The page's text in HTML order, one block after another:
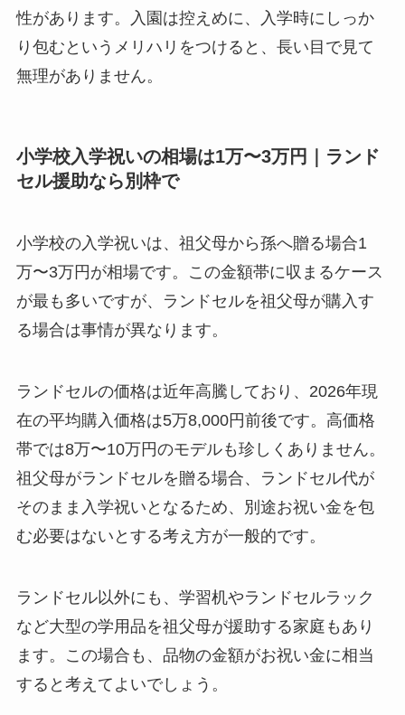
性があります。入園は控えめに、入学時にしっか
り包むというメリハリをつけると、長い目で見て
無理がありません。
小学校入学祝いの相場は1万〜3万円｜ランド
セル援助なら別枠で
小学校の入学祝いは、祖父母から孫へ贈る場合1
万〜3万円が相場です。この金額帯に収まるケース
が最も多いですが、ランドセルを祖父母が購入す
る場合は事情が異なります。
ランドセルの価格は近年高騰しており、2026年現
在の平均購入価格は5万8,000円前後です。高価格
帯では8万〜10万円のモデルも珍しくありません。
祖父母がランドセルを贈る場合、ランドセル代が
そのまま入学祝いとなるため、別途お祝い金を包
む必要はないとする考え方が一般的です。
ランドセル以外にも、学習机やランドセルラック
など大型の学用品を祖父母が援助する家庭もあり
ます。この場合も、品物の金額がお祝い金に相当
すると考えてよいでしょう。